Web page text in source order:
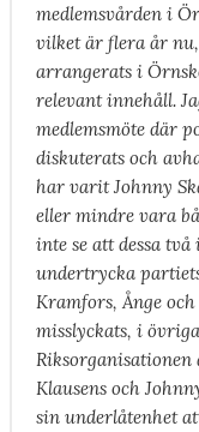
medlemsvården i
vilket är flera år
arrangerats i
relevant innehåll.
medlemsmöte där
diskuterats och
har varit Johnny
eller mindre vara
inte se att dessa
undertrycka
Kramfors, Ånge
misslyckats, i
Klausens och
sin underlåtenhet